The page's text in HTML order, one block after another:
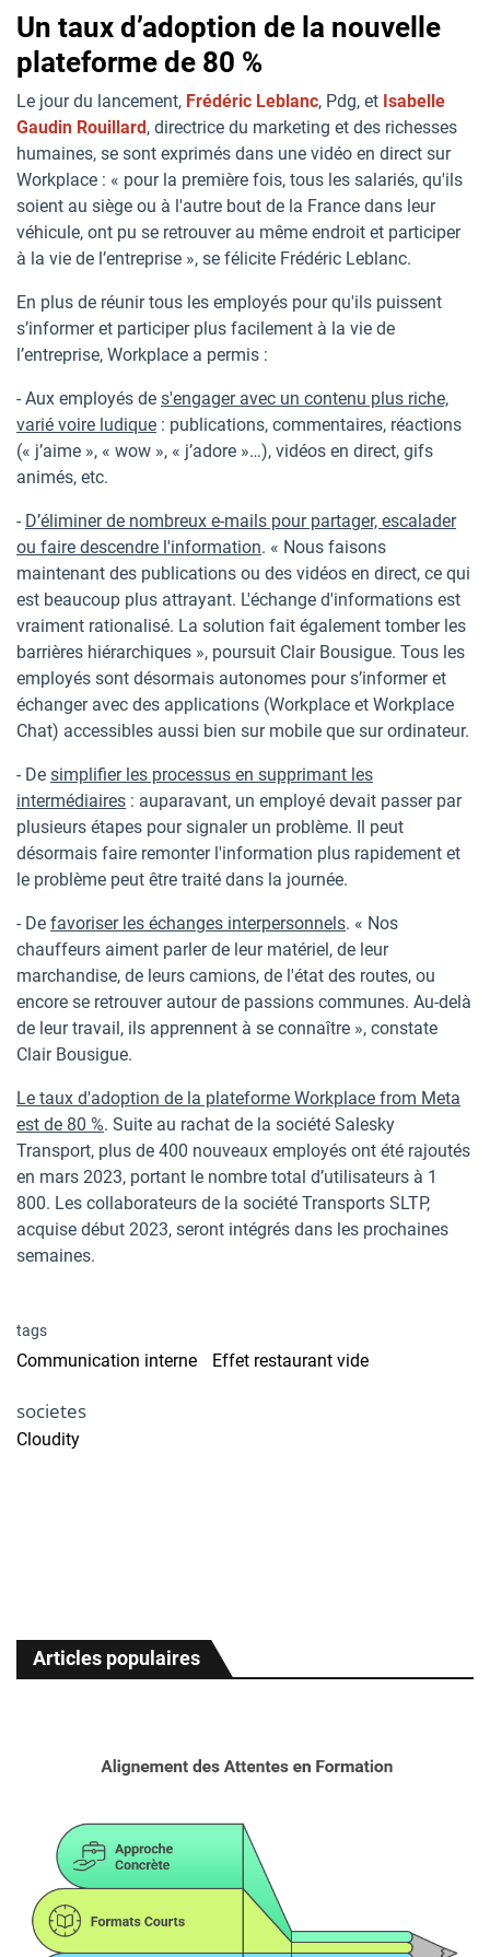
Un taux d’adoption de la nouvelle
plateforme de 80 %
Le jour du lancement, Frédéric Leblanc, Pdg, et Isabelle
Gaudin Rouillard , directrice du marketing et des richesses
humaines, se sont exprimés dans une vidéo en direct sur
Workplace : « pour la première fois, tous les salariés, qu'ils
soient au siège ou à l'autre bout de la France dans leur
véhicule, ont pu se retrouver au même endroit et participer
à la vie de l’entreprise », se félicite Frédéric Leblanc.
En plus de réunir tous les employés pour qu'ils puissent
s’informer et participer plus facilement à la vie de
l’entreprise, Workplace a permis :
- Aux employés de s'engager avec un contenu plus riche,
varié voire ludique : publications, commentaires, réactions
(« j’aime », « wow », « j’adore »…), vidéos en direct, gifs
animés, etc.
- D’éliminer de nombreux e-mails pour partager, escalader
ou faire descendre l'information. « Nous faisons
maintenant des publications ou des vidéos en direct, ce qui
est beaucoup plus attrayant. L'échange d'informations est
vraiment rationalisé. La solution fait également tomber les
barrières hiérarchiques », poursuit Clair Bousigue. Tous les
employés sont désormais autonomes pour s’informer et
échanger avec des applications (Workplace et Workplace
Chat) accessibles aussi bien sur mobile que sur ordinateur.
- De simplifier les processus en supprimant les
intermédiaires : auparavant, un employé devait passer par
plusieurs étapes pour signaler un problème. Il peut
désormais faire remonter l'information plus rapidement et
le problème peut être traité dans la journée.
- De favoriser les échanges interpersonnels. « Nos
chauffeurs aiment parler de leur matériel, de leur
marchandise, de leurs camions, de l'état des routes, ou
encore se retrouver autour de passions communes. Au-delà
de leur travail, ils apprennent à se connaître », constate
Clair Bousigue.
Le taux d'adoption de la plateforme Workplace from Meta
est de 80 %. Suite au rachat de la société Salesky
Transport, plus de 400 nouveaux employés ont été rajoutés
en mars 2023, portant le nombre total d’utilisateurs à 1
800. Les collaborateurs de la société Transports SLTP,
acquise début 2023, seront intégrés dans les prochaines
semaines.
tags
Communication interne Effet restaurant vide
societes
Cloudity
Articles populaires